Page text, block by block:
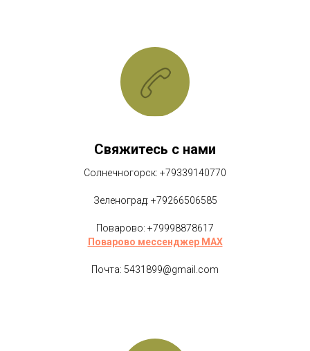
Свяжитесь с нами
Солнечногорск: +79339140770
Зеленоград: +79266506585
Поварово: +79998878617
Поварово мессенджер MAX
Почта: 5431899@gmail.com